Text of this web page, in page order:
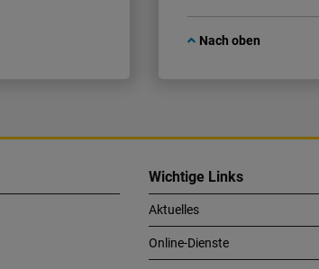
Nach oben
Wichtige Links
Aktuelles
Online-Dienste